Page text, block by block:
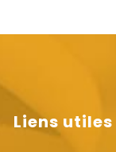
Liens utiles